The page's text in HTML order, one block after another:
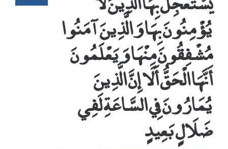
يُؤْمِنُونَ بِهَا وَالَّذِينَ آمَنُوا
مُشْفِقُونَ مِنْهَا وَيَعْلَمُونَ
أَنَّهَا الْحَقُّ أَلَا إِنَّ الَّذِينَ
يُمَارُونَ فِي السَّاعَةِ لَفِي
ضَلَالٍ بَعِيدٍ